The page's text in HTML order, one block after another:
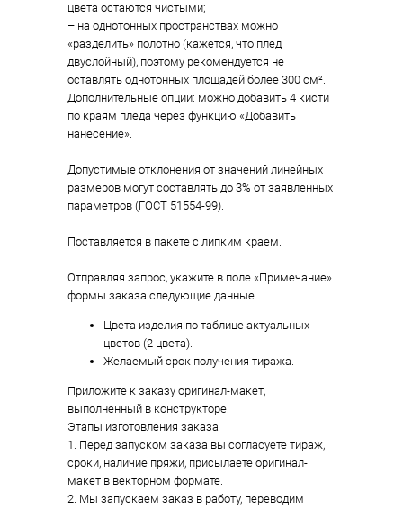
цвета остаются чистыми;
– на однотонных пространствах можно
«разделить» полотно (кажется, что плед
двуслойный), поэтому рекомендуется не
оставлять однотонных площадей более 300 см².
Дополнительные опции: можно добавить 4 кисти
по краям пледа через функцию «Добавить
нанесение».
Допустимые отклонения от значений линейных
размеров могут составлять до 3% от заявленных
параметров (ГОСТ 51554-99).
Поставляется в пакете с липким краем.
Отправляя запрос, укажите в поле «Примечание»
формы заказа следующие данные.
Цвета изделия по таблице актуальных
цветов (2 цвета).
Желаемый срок получения тиража.
Приложите к заказу оригинал-макет,
выполненный в конструкторе.
Этапы изготовления заказа
1. Перед запуском заказа вы согласуете тираж,
сроки, наличие пряжи, присылаете оригинал-
макет в векторном формате.
2. Мы запускаем заказ в работу, переводим